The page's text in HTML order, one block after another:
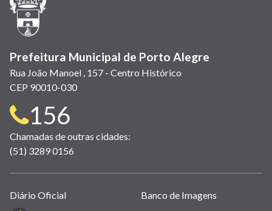
Prefeitura Municipal de Porto Alegre
Rua João Manoel , 157 - Centro Histórico
CEP 90010-030
Telefone
para
contato:
156
Chamadas de outras cidades:
(51) 3289 0156
Links
Diário Oficial Banco de Imagens